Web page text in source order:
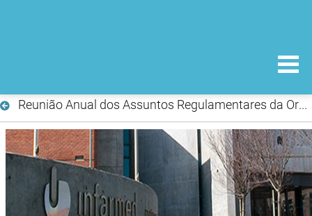
Reunião Anual dos Assuntos Regulamentares da Ordem dos Farmacêuticos